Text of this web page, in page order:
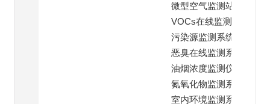
微型空气监测站
VOCs在线监测仪
污染源监测系统
恶臭在线监测系统
油烟浓度监测仪
氮氧化物监测系统
室内环境监测系统